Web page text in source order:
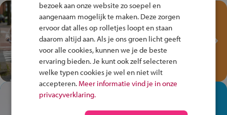
Test je kennis met het
Fiets Veilig
Verkeersspel!
Speel het Fiets Veilig Verkeersspel
en win een Cortina-fiets!
In de winkel ben je op je
plek!
bezoek aan onze website zo soepel en
aangenaam mogelijk te maken. Deze zorgen
ervoor dat alles op rolletjes loopt en staan
daarom altijd aan. Als je ons groen licht geeft
voor alle cookies, kunnen we je de beste
ervaring bieden. Je kunt ook zelf selecteren
welke typen cookies je wel en niet wilt
accepteren. Meer informatie vind je in onze
privacyverklaring.